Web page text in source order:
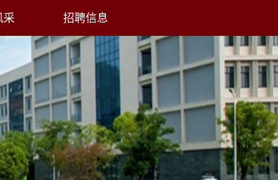
采 招聘信息